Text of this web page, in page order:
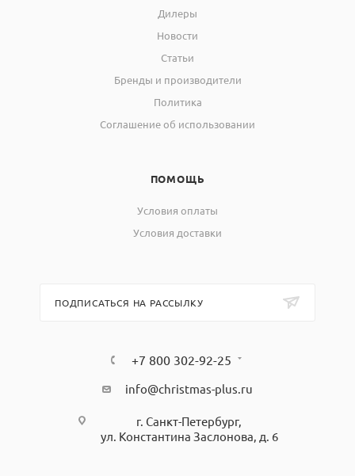
Дилеры
Новости
Статьи
Бренды и производители
Политика
Соглашение об использовании
ПОМОЩЬ
Условия оплаты
Условия доставки
ПОДПИСАТЬСЯ НА РАССЫЛКУ
+7 800 302-92-25
info@christmas-plus.ru
г. Санкт-Петербург,
ул. Константина Заслонова, д. 6